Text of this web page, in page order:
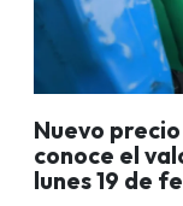
Nuevo
conoce el
lunes 19 de